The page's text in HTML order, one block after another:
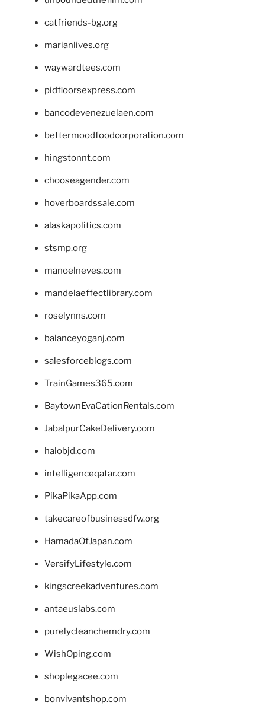
catfriends-bg.org
marianlives.org
waywardtees.com
pidfloorsexpress.com
bancodevenezuelaen.com
bettermoodfoodcorporation.com
hingstonnt.com
chooseagender.com
hoverboardssale.com
alaskapolitics.com
stsmp.org
manoelneves.com
mandelaeffectlibrary.com
roselynns.com
balanceyoganj.com
salesforceblogs.com
TrainGames365.com
BaytownEvaCationRentals.com
JabalpurCakeDelivery.com
halobjd.com
intelligenceqatar.com
PikaPikaApp.com
takecareofbusinessdfw.org
HamadaOfJapan.com
VersifyLifestyle.com
kingscreekadventures.com
antaeuslabs.com
purelycleanchemdry.com
WishOping.com
shoplegacee.com
bonvivantshop.com